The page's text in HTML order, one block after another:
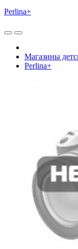
Perlina+
Магазины
Perlina+